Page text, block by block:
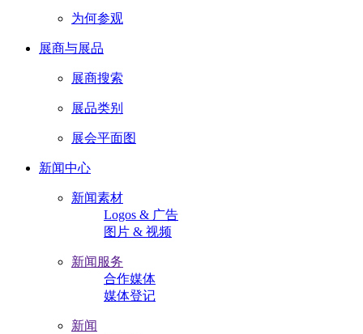
为何参观
展商与展品
展商搜索
展品类别
展会平面图
新闻中心
新闻素材
Logos & 广告
图片 & 视频
新闻服务
合作媒体
媒体登记
新闻